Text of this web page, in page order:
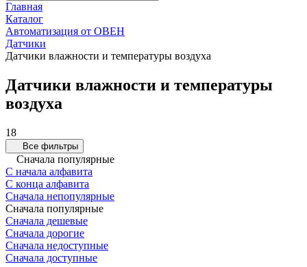
Главная
Каталог
Автоматизация от ОВЕН
Датчики
Датчики влажности и температуры воздуха
Датчики влажности и температуры
воздуха
18
Все фильтры
Сначала популярные
С начала алфавита
С конца алфавита
Сначала непопулярные
Сначала популярные
Сначала дешевые
Сначала дорогие
Сначала недоступные
Сначала доступные